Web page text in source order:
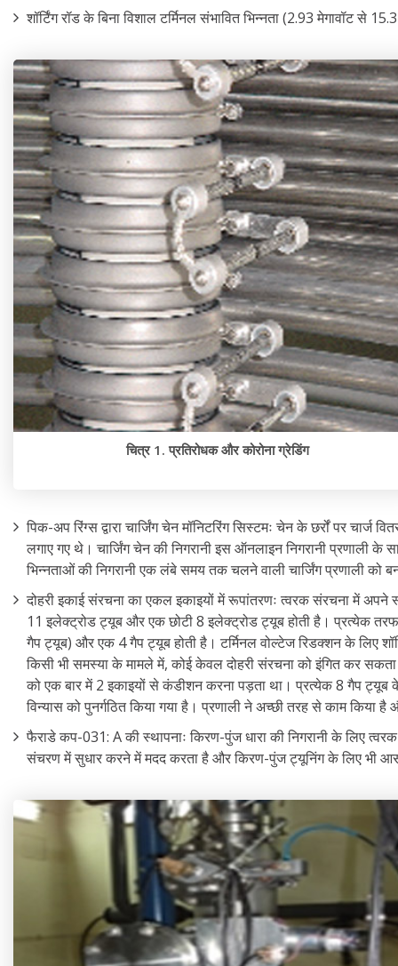
शॉर्टिंग रॉड के बिना विशाल टर्मिनल संभावित भिन्नता (2.93 मेगावॉट से
चित्र 1. प्रतिरोधक और कोरोना ग्रेडिंग
पिक-अप रिंग्स द्वारा चार्जिंग चेन मॉनिटरिंग सिस्टमः चेन के छर्रों पर
लगाए गए थे। चार्जिंग चेन की निगरानी इस ऑनलाइन निगरानी
भिन्नताओं की निगरानी एक लंबे समय तक चलने वाली चार्जिंग प्रणाली को
दोहरी इकाई संरचना का एकल इकाइयों में रूपांतरणः त्वरक संरचना में अपने
11 इलेक्ट्रोड ट्यूब और एक छोटी 8 इलेक्ट्रोड ट्यूब होती है। प्रत्येक
गैप ट्यूब) और एक 4 गैप ट्यूब होती है। टर्मिनल वोल्टेज रिडक्शन के लिए
किसी भी समस्या के मामले में, कोई केवल दोहरी संरचना को इंगित कर
को एक बार में 2 इकाइयों से कंडीशन करना पड़ता था। प्रत्येक 8 गैप
विन्यास को पुनर्गठित किया गया है। प्रणाली ने अच्छी तरह से काम
फैराडे कप-031: A की स्थापनाः किरण-पुंज धारा की निगरानी के लिए
संचरण में सुधार करने में मदद करता है और किरण-पुंज ट्यूनिंग के लिए भी